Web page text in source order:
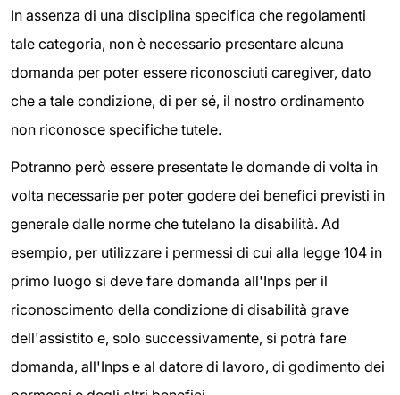
In assenza di una disciplina specifica che regolamenti
tale categoria, non è necessario presentare alcuna
domanda per poter essere riconosciuti caregiver, dato
che a tale condizione, di per sé, il nostro ordinamento
non riconosce specifiche tutele.
Potranno però essere presentate le domande di volta in
volta necessarie per poter godere dei benefici previsti in
generale dalle norme che tutelano la disabilità. Ad
esempio, per utilizzare i permessi di cui alla legge 104 in
primo luogo si deve fare domanda all'Inps per il
riconoscimento della condizione di disabilità grave
dell'assistito e, solo successivamente, si potrà fare
domanda, all'Inps e al datore di lavoro, di godimento dei